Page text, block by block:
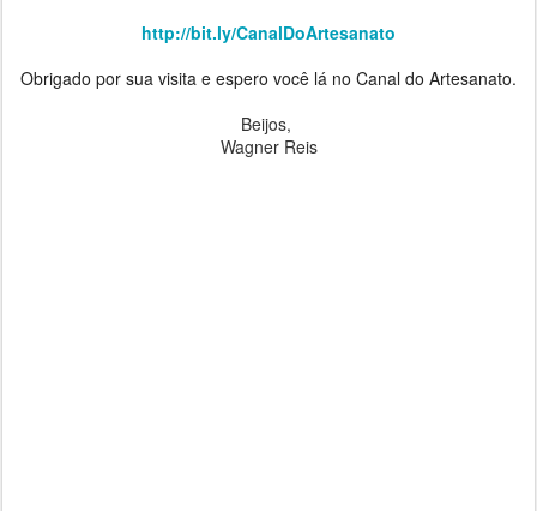
http://bit.ly/CanalDoArtesanato
Obrigado por sua visita e espero você lá no Canal do Artesanato.
Beijos,
Wagner Reis